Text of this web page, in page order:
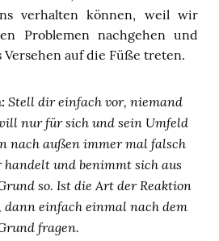
verhalten können, weil wir
Problemen nachgehen und
Versehen auf die Füße treten.
Stell dir einfach vor, niemand
nur für sich und sein Umfeld
nach außen immer mal falsch
und benimmt sich aus
so. Ist die Art der Reaktion
dann einfach einmal nach dem
fragen.